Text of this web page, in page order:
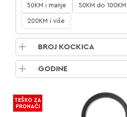
50KM i manje 50KM do 100KM
200KM i više
BROJ KOCKICA
GODINE
TEŠKO ZA
PRONAĆI